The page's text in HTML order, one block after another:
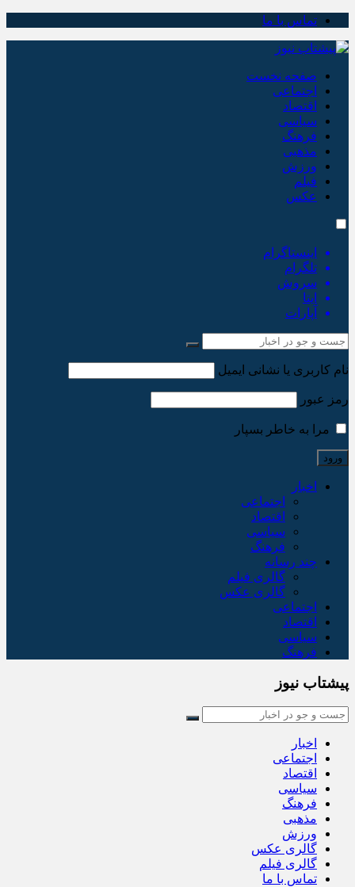
تماس با ما
صفحه نخست
اجتماعی
اقتصاد
سیاسی
فرهنگ
مذهبی
ورزش
فیلم
عکس
اینستاگرام
تلگرام
سروش
ایتا
آپارات
نام کاربری یا نشانی ایمیل
رمز عبور
مرا به خاطر بسپار
اخبار
اجتماعی
اقتصاد
سیاسی
فرهنگ
چند رسانه
گالری فیلم
گالری عکس
اجتماعی
اقتصاد
سیاسی
فرهنگ
پیشتاب نیوز
اخبار
اجتماعی
اقتصاد
سیاسی
فرهنگ
مذهبی
ورزش
گالری عکس
گالری فیلم
تماس با ما